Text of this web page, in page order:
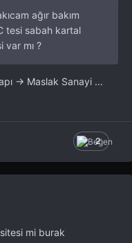
ağır bakım
tesi sabah kartal
var mı ?
-> Maslak Sanayi ...
2
mi burak